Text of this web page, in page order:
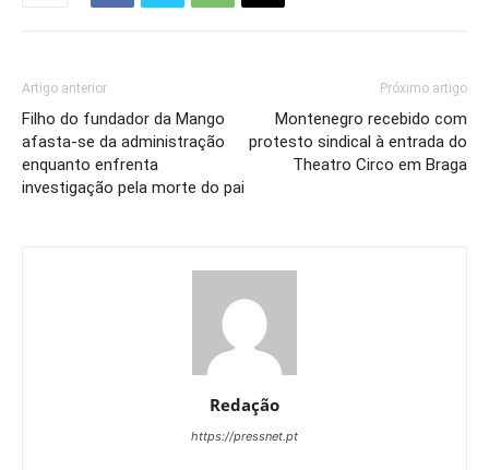
Artigo anterior
Filho do fundador da Mango
afasta-se da administração
enquanto enfrenta
investigação pela morte do pai
Próximo artigo
Montenegro recebido com
protesto sindical à entrada do
Theatro Circo em Braga
Redação
https://pressnet.pt